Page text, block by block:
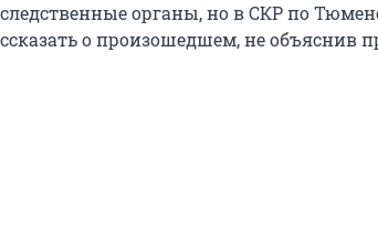
органы, но в СКР по
о произошедшем, не объяснив